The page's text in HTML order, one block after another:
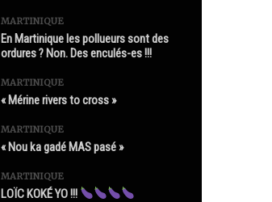
MARTINIQUE
En Martinique les pollueurs sont des
ordures ? Non. Des enculés-es !!!
MARTINIQUE
« Mérine rivers to cross »
MARTINIQUE
« Nou ka gadé MAS pasé »
MARTINIQUE
LOÏC KOKÉ YO !!!